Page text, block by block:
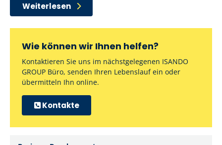
Weiterlesen
Wie können wir Ihnen helfen?
Kontaktieren Sie uns im nächstgelegenen ISANDO
GROUP Büro, senden Ihren Lebenslauf ein oder
übermitteln Ihn online.
Kontakte